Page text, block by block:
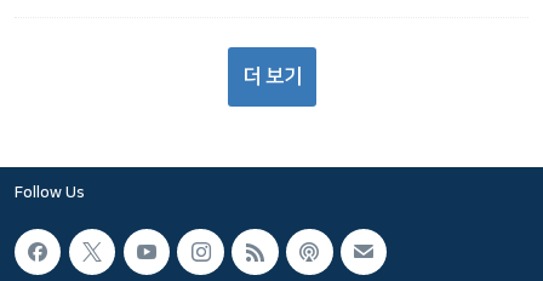
더 보기
Follow Us